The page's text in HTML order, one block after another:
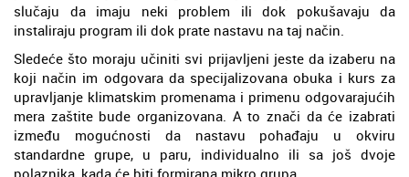
slučaju da imaju neki problem ili dok pokušavaju da
instaliraju program ili dok prate nastavu na taj način.
Sledeće što moraju učiniti svi prijavljeni jeste da izaberu na
koji način im odgovara da specijalizovana obuka i kurs za
upravljanje klimatskim promenama i primenu odgovarajućih
mera zaštite bude organizovana. A to znači da će izabrati
između mogućnosti da nastavu pohađaju u okviru
standardne grupe, u paru, individualno ili sa još dvoje